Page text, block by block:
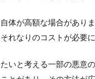
体が高額な場合があり
なりのコストが必要に
いと考える一部の悪意